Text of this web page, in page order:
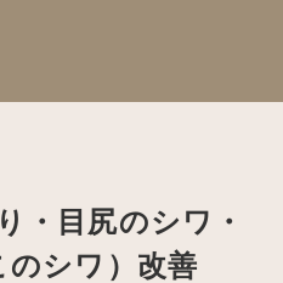
・目尻のシワ・
のシワ）改善